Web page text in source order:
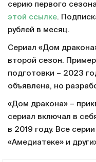
серию первого
этой ссылке.
рублей в месяц.
Сериал «Дом
второй сезон.
подготовки – 2023
объявлена, но
«Дом дракона» –
сериал включал в
в 2019 году. Все
«Амедиатеке» и